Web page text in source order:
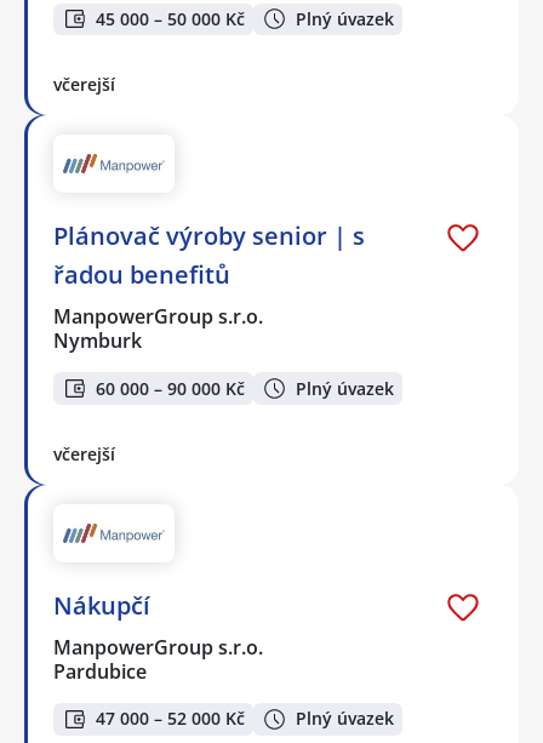
45 000 – 50 000 Kč Plný úvazek
včerejší
Plánovač výroby senior | s
řadou benefitů
ManpowerGroup s.r.o.
Nymburk
60 000 – 90 000 Kč Plný úvazek
včerejší
Nákupčí
ManpowerGroup s.r.o.
Pardubice
47 000 – 52 000 Kč Plný úvazek